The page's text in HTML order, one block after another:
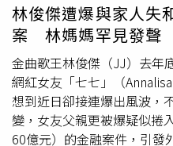
林俊傑遭爆與家人失
案 林媽媽罕見發聲
金曲歌王林俊傑（JJ）去年
網紅女友「七七」（
想到近日卻接連爆出風波，
變，女友父親更被爆疑似捲
60億元）的金融案件，引發